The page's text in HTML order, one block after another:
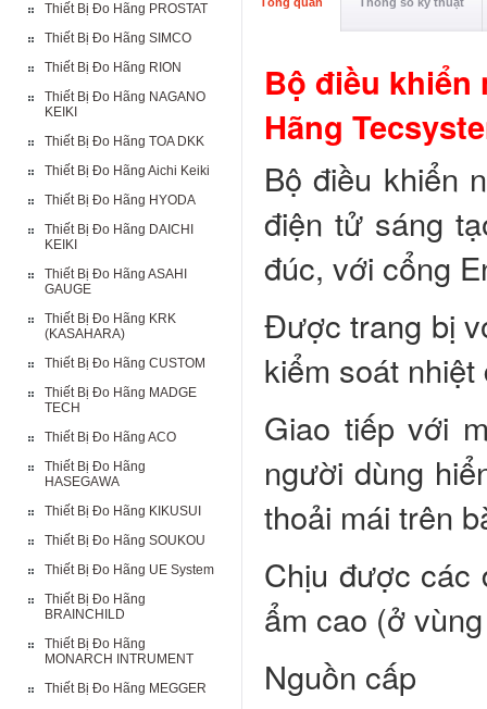
Thiết Bị Đo Hãng PROSTAT
Thiết Bị Đo Hãng SIMCO
Thiết Bị Đo Hãng RION
Thiết Bị Đo Hãng NAGANO
KEIKI
Thiết Bị Đo Hãng TOA DKK
Thiết Bị Đo Hãng Aichi Keiki
Thiết Bị Đo Hãng HYODA
Thiết Bị Đo Hãng DAICHI
KEIKI
Thiết Bị Đo Hãng ASAHI
GAUGE
Thiết Bị Đo Hãng KRK
(KASAHARA)
Thiết Bị Đo Hãng CUSTOM
Thiết Bị Đo Hãng MADGE
TECH
Thiết Bị Đo Hãng ACO
Thiết Bị Đo Hãng
HASEGAWA
Thiết Bị Đo Hãng KIKUSUI
Thiết Bị Đo Hãng SOUKOU
Thiết Bị Đo Hãng UE System
Thiết Bị Đo Hãng
BRAINCHILD
Thiết Bị Đo Hãng
MONARCH INTRUMENT
Thiết Bị Đo Hãng MEGGER
Bộ điều khiển
Hãng
Bộ điều khiển
điện tử sáng
đúc, với cổng
Được trang bị
kiểm soát
Giao tiếp với
người dùng
thoải mái trên
Chịu được các
ẩm cao (ở
Nguồn cấp